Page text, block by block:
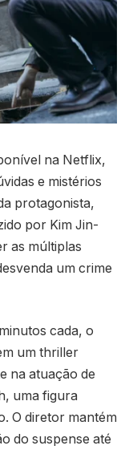
na Netflix,
e mistérios
protagonista,
por Kim Jin-
as múltiplas
um crime
cada, o
um thriller
na atuação de
uma figura
O diretor mantém
do suspense até